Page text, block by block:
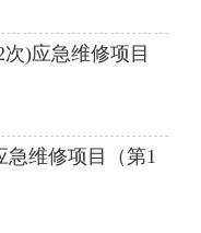
)应急维修项目
急维修项目（第1